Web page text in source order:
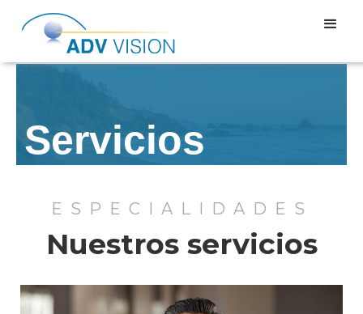
Servicios
ESPECIALIDADES
Nuestros servicios